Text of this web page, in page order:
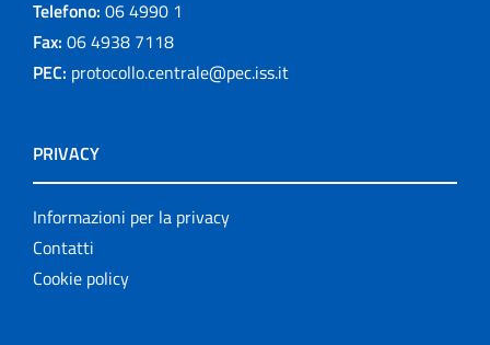
Telefono: 06 4990 1
Fax: 06 4938 7118
PEC: protocollo.centrale@pec.iss.it
PRIVACY
Informazioni per la privacy
Contatti
Cookie policy